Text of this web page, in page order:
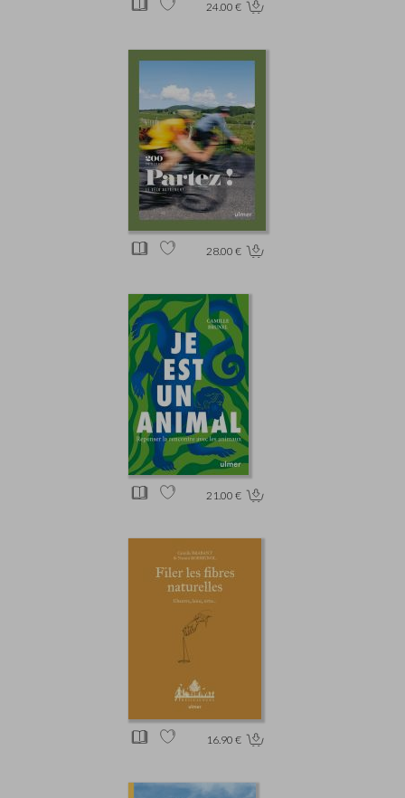
24.00 €
28.00 €
21.00 €
16.90 €